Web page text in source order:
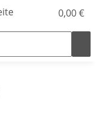
0,00 €